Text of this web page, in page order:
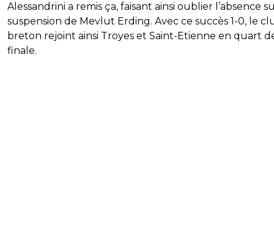
Alessandrini a remis ça, faisant ainsi oublier l’absence
suspension de Mevlut Erding. Avec ce succès 1-0, le
breton rejoint ainsi Troyes et Saint-Etienne en quart
finale.